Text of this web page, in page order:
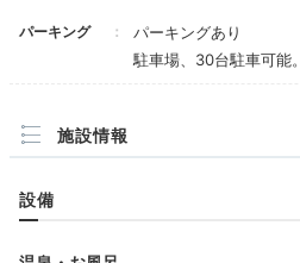
Onsen
貸切で温泉三昧
パーキング
パーキングあり
駐車場、30台駐車可能。
施設情報
設備